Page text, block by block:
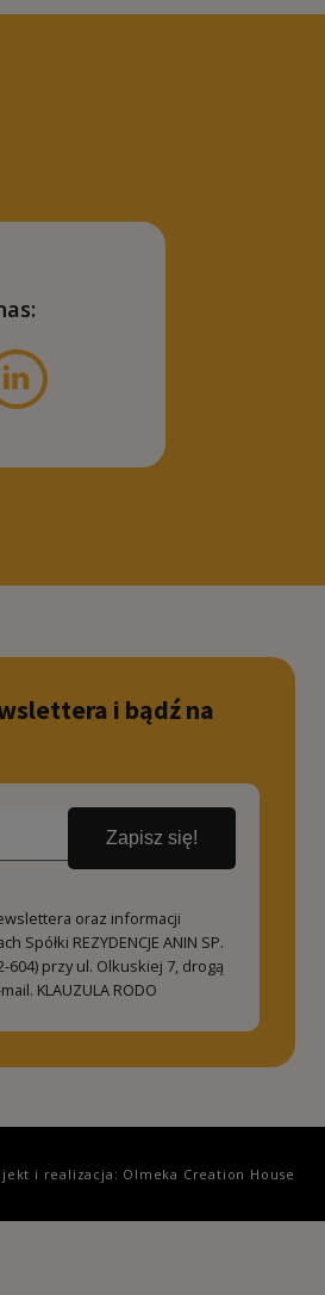
i bądź na
Zapisz się!
oraz informacji
Spółki REZYDENCJE ANIN SP.
604) przy ul. Olkuskiej 7, drogą
KLAUZULA RODO
i realizacja: Olmeka Creation House